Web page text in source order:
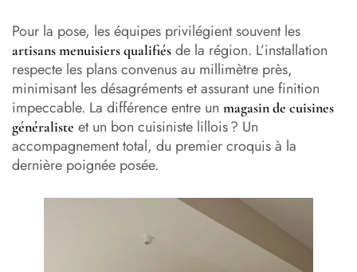
Pour la pose, les équipes privilégient souvent les
artisans menuisiers qualifiés de la région. L’installation
respecte les plans convenus au millimètre près,
minimisant les désagréments et assurant une finition
impeccable. La différence entre un magasin de cuisines
généraliste et un bon cuisiniste lillois ? Un
accompagnement total, du premier croquis à la
dernière poignée posée.